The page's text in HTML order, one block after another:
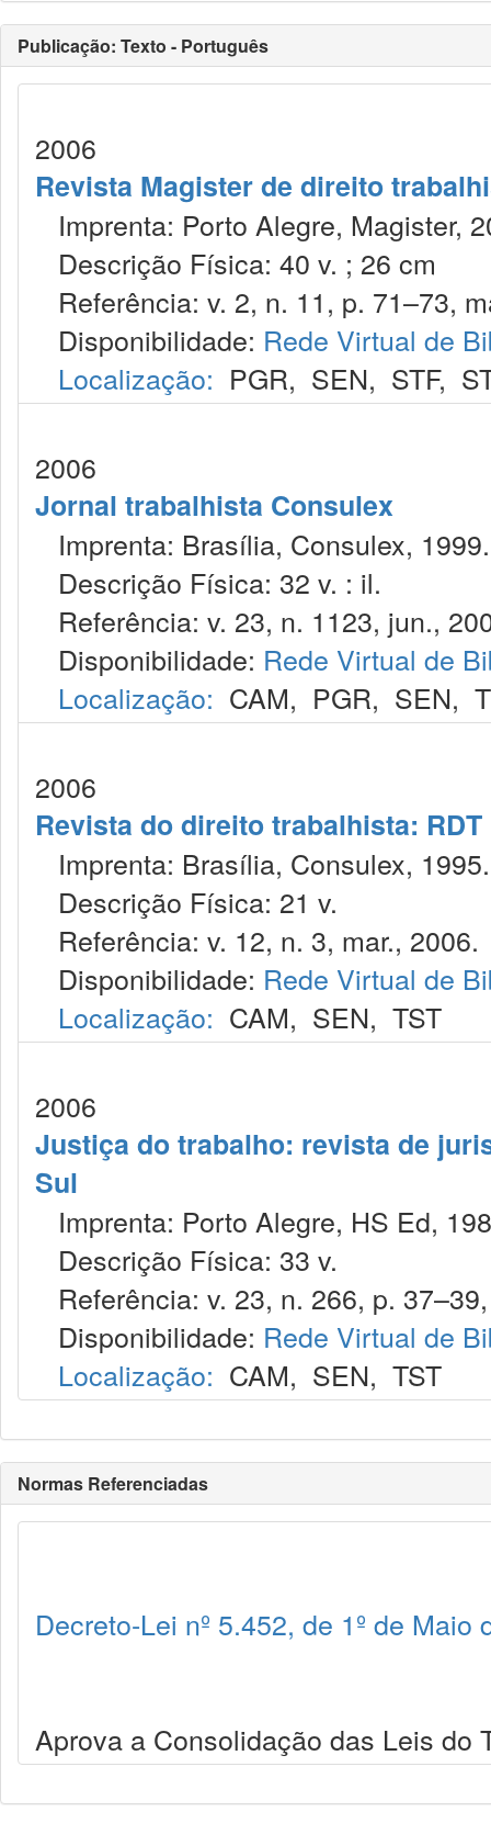
Publicação: Texto - Português
2006
Revista Magister de direito
Imprenta: Porto Alegre, Magister,
Descrição Física: 40 v. ; 26 cm
Referência: v. 2, n. 11, p. 71–73,
Disponibilidade: Rede Virtual de
Localização: PGR, SEN, STF,
2006
Jornal trabalhista Consulex
Imprenta: Brasília, Consulex, 1999.
Descrição Física: 32 v. : il.
Referência: v. 23, n. 1123, jun.,
Disponibilidade: Rede Virtual de
Localização: CAM, PGR, SEN,
2006
Revista do direito trabalhista: RDT
Imprenta: Brasília, Consulex, 1995.
Descrição Física: 21 v.
Referência: v. 12, n. 3, mar., 2006.
Disponibilidade: Rede Virtual de
Localização: CAM, SEN, TST
2006
Justiça do trabalho: revista de
Sul
Imprenta: Porto Alegre, HS Ed,
Descrição Física: 33 v.
Referência: v. 23, n. 266, p.
Disponibilidade: Rede Virtual de
Localização: CAM, SEN, TST
Normas Referenciadas
Decreto-Lei nº 5.452, de 1º de Maio
Aprova a Consolidação das Leis do